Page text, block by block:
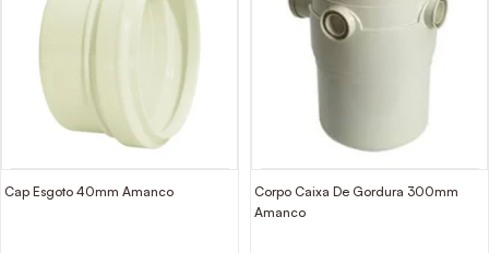
Cap Esgoto 40mm Amanco
Corpo Caixa De Gordura 300mm
Amanco